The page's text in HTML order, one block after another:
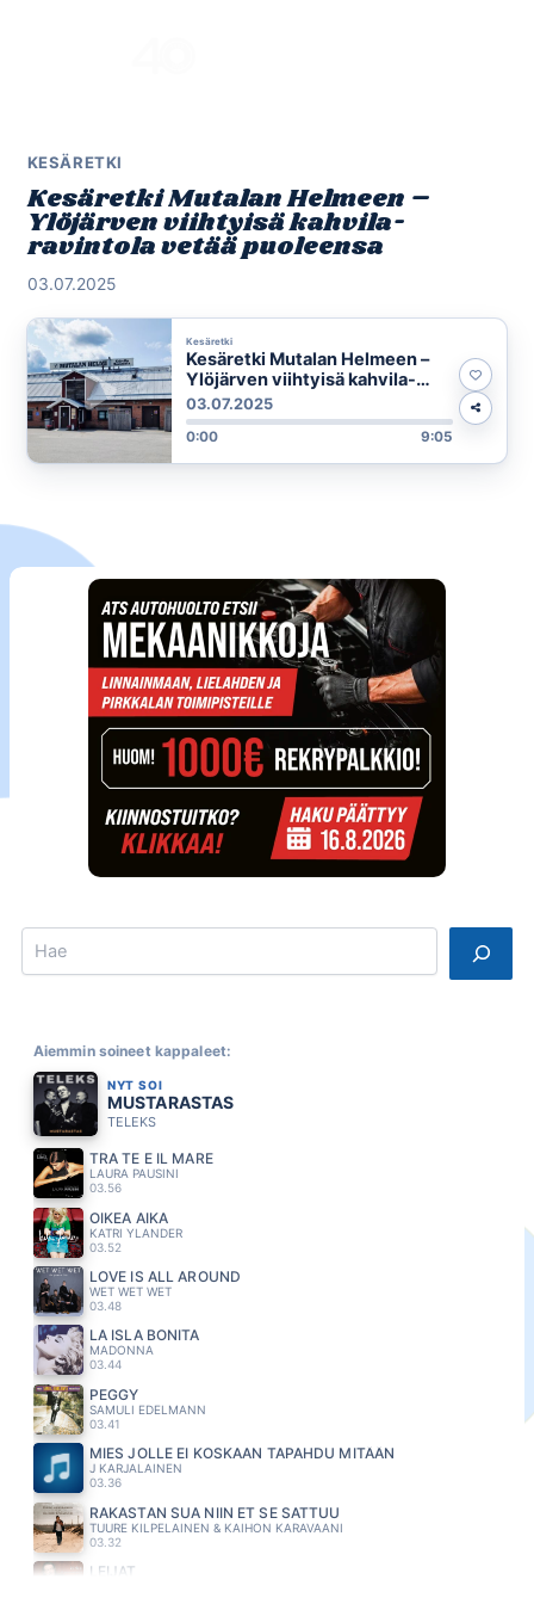
KESÄRETKI
Kesäretki Mutalan Helmeen –
Ylöjärven viihtyisä kahvila-
ravintola vetää puoleensa
03.07.2025
Kesäretki
Kesäretki Mutalan Helmeen –
Ylöjärven viihtyisä kahvila-
ravintola vetää puoleensa
03.07.2025
0:00 9:05
Search
Aiemmin soineet kappaleet:
NYT SOI
MUSTARASTAS
TELEKS
TRA TE E IL MARE
LAURA PAUSINI
03.56
OIKEA AIKA
KATRI YLANDER
03.52
LOVE IS ALL AROUND
WET WET WET
03.48
LA ISLA BONITA
MADONNA
03.44
PEGGY
SAMULI EDELMANN
03.41
MIES JOLLE EI KOSKAAN TAPAHDU MITÄÄN
J KARJALAINEN
03.36
RAKASTAN SUA NIIN ET SE SATTUU
TUURE KILPELAINEN & KAIHON KARAVAANI
03.32
LEIJAT